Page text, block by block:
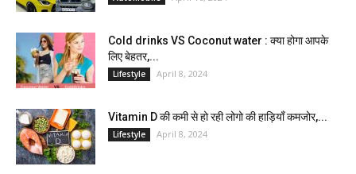
Cold drinks VS Coconut water : क्या होगा आपके
लिए बेहतर,...
Lifestyle April 8, 2024
Vitamin D की कमी से हो रही लोगो की हाड़ियाँ कमजोर,...
Lifestyle April 8, 2024